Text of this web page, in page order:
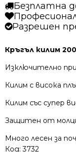
Безплатна
Разрешен
Кръгъл килим
Изключително
Килим с висока
Килим със супер
Защитен от
Много лесен за
Код:3732